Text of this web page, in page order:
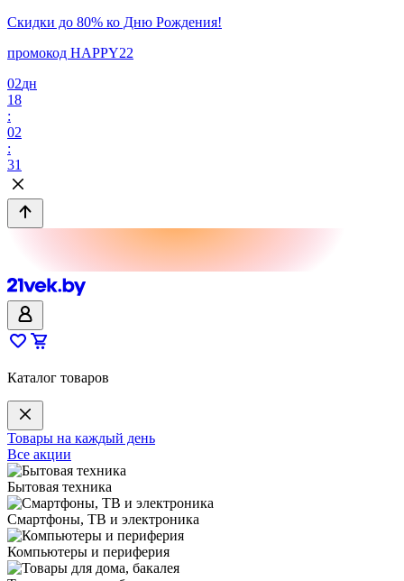
Скидки до 80% ко Дню Рождения!
промокод HAPPY22
02дн
18
:
02
:
31
Каталог товаров
Товары на каждый день
Все акции
Бытовая техника
Смартфоны, ТВ и электроника
Компьютеры и периферия